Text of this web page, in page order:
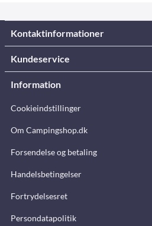
Kontaktinformationer
Kundeservice
Information
Cookieindstillinger
Om Campingshop.dk
Forsendelse og betaling
Handelsbetingelser
Fortrydelsesret
Persondatapolitik